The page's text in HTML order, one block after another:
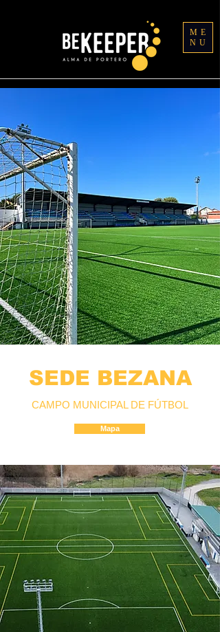
ME
NU
SEDE BEZANA
CAMPO MUNICIPAL DE FÚTBOL
Mapa